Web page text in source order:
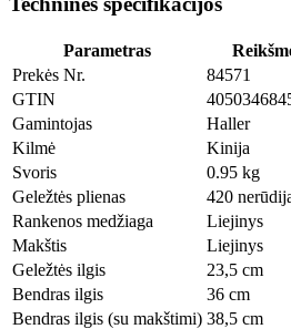
Parametras
Prekės Nr.
84571
GTIN
Gamintojas
Haller
Kilmė
Kinija
Svoris
0.95 kg
Geležtės plienas
420
Rankenos medžiaga
Liejinys
Makštis
Liejinys
Geležtės ilgis
23,5 cm
Bendras ilgis
36 cm
Bendras ilgis (su makštimi) 38,5 cm